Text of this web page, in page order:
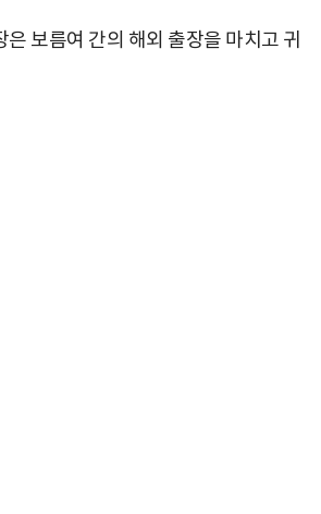
은 보름여 간의 해외 출장을 마치고 귀